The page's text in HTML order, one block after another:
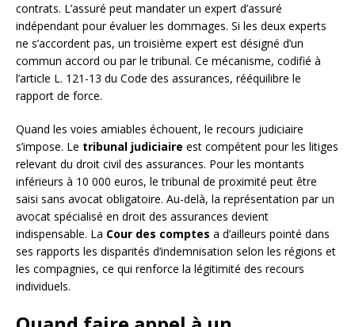
contrats. L’assuré peut mandater un expert d’assuré
indépendant pour évaluer les dommages. Si les deux experts
ne s’accordent pas, un troisième expert est désigné d’un
commun accord ou par le tribunal. Ce mécanisme, codifié à
l’article L. 121-13 du Code des assurances, rééquilibre le
rapport de force.
Quand les voies amiables échouent, le recours judiciaire
s’impose. Le tribunal judiciaire est compétent pour les litiges
relevant du droit civil des assurances. Pour les montants
inférieurs à 10 000 euros, le tribunal de proximité peut être
saisi sans avocat obligatoire. Au-delà, la représentation par un
avocat spécialisé en droit des assurances devient
indispensable. La Cour des comptes a d’ailleurs pointé dans
ses rapports les disparités d’indemnisation selon les régions et
les compagnies, ce qui renforce la légitimité des recours
individuels.